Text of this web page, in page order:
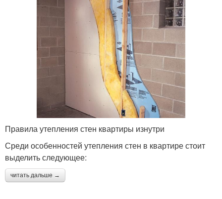
Правила утепления стен квартиры изнутри
Среди особенностей утепления стен в квартире стоит
выделить следующее:
читать дальше →